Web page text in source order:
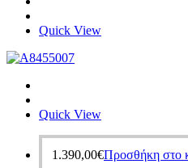
Quick View
Quick View
1.390,00€Προσθήκη στο